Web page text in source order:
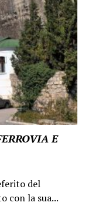
E
del
con la sua...